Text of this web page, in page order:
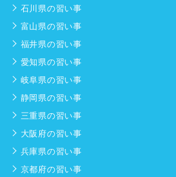
石川県の習い事
富山県の習い事
福井県の習い事
愛知県の習い事
岐阜県の習い事
静岡県の習い事
三重県の習い事
大阪府の習い事
兵庫県の習い事
京都府の習い事